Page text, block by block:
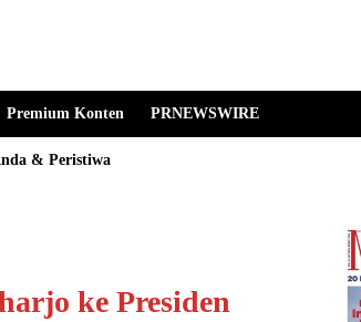
Premium Konten PRNEWSWIRE
& Peristiwa
ke Presiden